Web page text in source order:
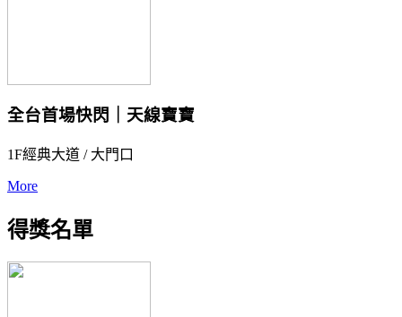
全台首場快閃｜天線寶寶
1F經典大道 / 大門口
More
得獎名單